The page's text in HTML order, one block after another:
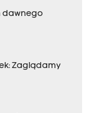
dawnego
Zaglądamy